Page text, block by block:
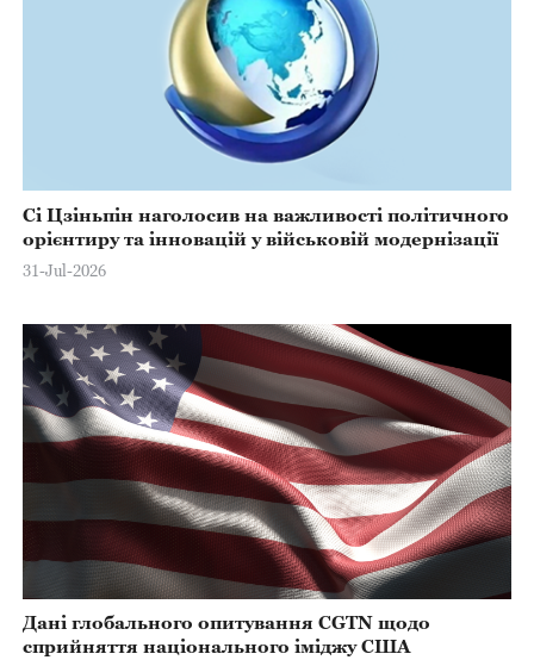
Сі Цзіньпін наголосив на важливості політичного
орієнтиру та інновацій у військовій модернізації
31-Jul-2026
Дані глобального опитування CGTN щодо
сприйняття національного іміджу США